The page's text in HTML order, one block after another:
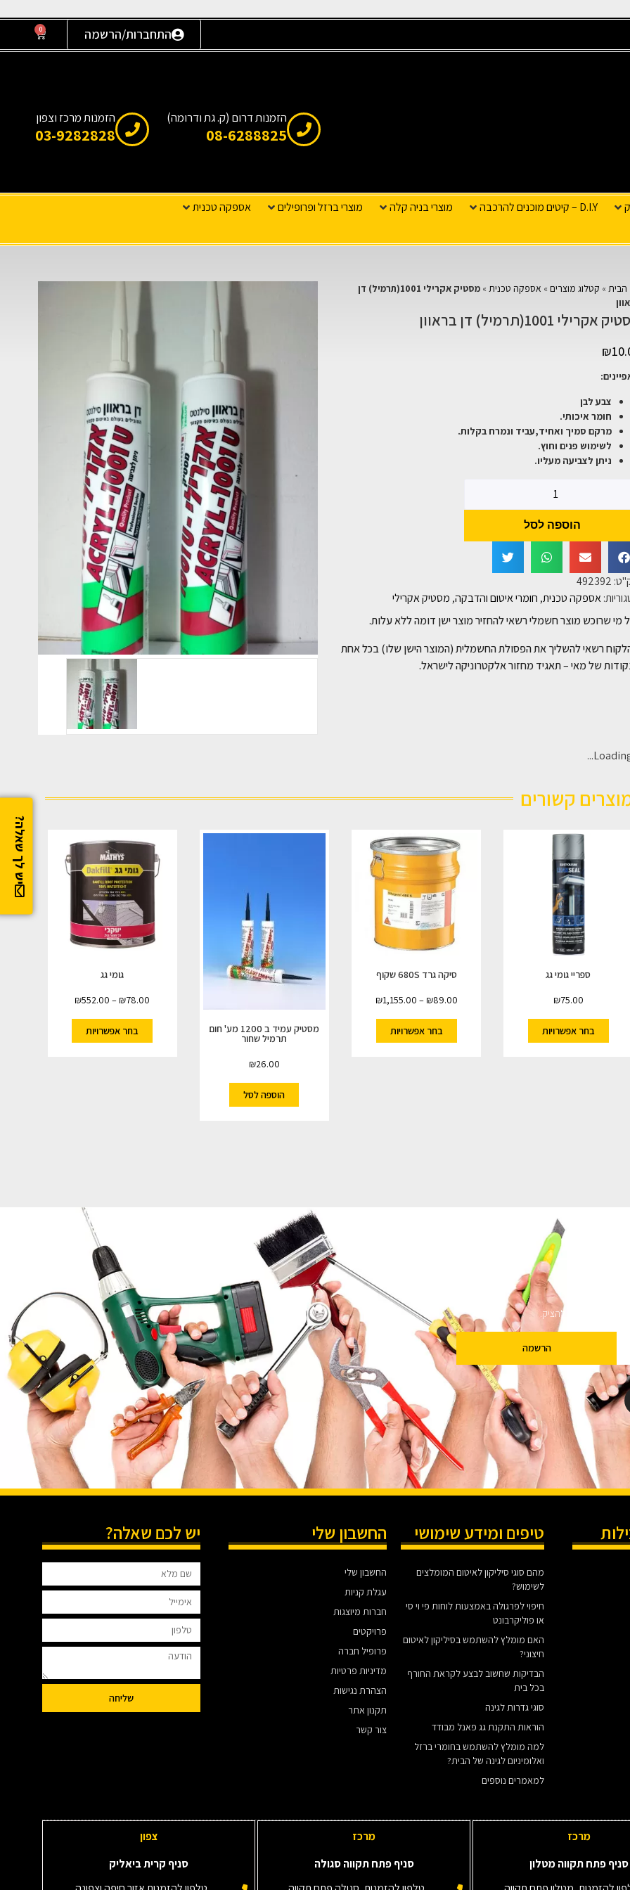
התחברות/הרשמה 0
יש לך שאלה?
הזמנות דרום (ק. גת ודרומה)
08-6288825
הזמנות מרכז וצפון
03-9282828
D.I.Y – קיטים מוכנים להרכבה מוצרי בניה קלה מוצרי ברזל ופרופילים
אספקה טכנית
הבית» קטלוג מוצרים» אספקה טכנית»
מסטיק אקרילי 1001(תרמיל) דן
אקרילי 1001(תרמיל) דן בראוון
₪
צבע לבן
חומר איכותי.
מרקם סמיך ואחיד,עביד ונמרח בקלות.
לשימוש פנים וחוץ.
ניתן לצביעה מעליו.
הוספה לסל
492392
אספקה טכנית, חומרי איטום והדבקה, מסטיק אקרילי
מי שרוכש מוצר חשמלי רשאי להחזיר מוצר ישן דומה ללא עלות.
רשאי להשליך את הפסולת החשמלית (המוצר הישן שלו) בכל אחת
של מאי – תאגיד מחזור אלקטרוניקה לישראל.
קשורים
ספריי גומי גג
₪75.00
בחר אפשרויות
סיקה גרד 680S שקוף
₪89.00
–
₪1,155.00
בחר אפשרויות מסטיק עמיד ב 1200 מע' חום
תרמיל שחור
₪26.00
הוספה לסל
גומי גג
₪78.00
–
₪552.00
בחר אפשרויות
מבטיחים לא להציק.
הרשמה
טיפים ומידע שימושי
מהם סוגי סיליקון לאיטום המומלצים
לשימוש?
חיפוי לפרגולה באמצעות לוחות פי וי סי
או פוליקרבונט
האם מומלץ להשתמש בסיליקון לאיטום
חיצוני?
הבדיקות שחשוב לבצע לקראת החורף
בכל בית
סוגי גדרות לגינה
הוראות התקנת גג פאנל מבודד
למה מומלץ להשתמש בחומרי ברזל
ואלומיניום לגינה של הבית?
למאמרים נוספים
החשבון שלי
החשבון שלי
עגלת קניות
חברות מיוצגות
פרויקטים
פרופיל חברה
מדיניות פרטיות
הצהרת נגישות
תקנון אתר
צור קשר
יש לכם שאלה?
שליחה
מרכז
סניף פתח תקווה מטלון
מרכז
סניף פתח תקווה סגולה
צפון
סניף קרית ביאליק